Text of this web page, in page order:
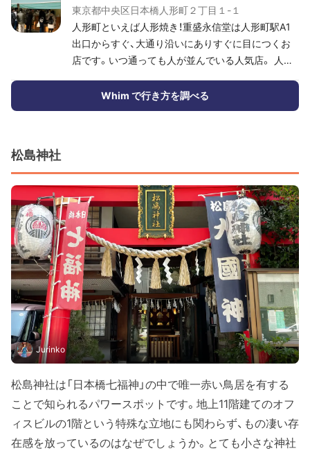
東京都中央区日本橋人形町２丁目１-１
人形町といえば人形焼き！重盛永信堂は人形町駅A1
出口からすぐ、大通り沿いにありすぐに目につくお
店です。いつ通っても人が並んでいる人気店。 人形
あんこがぎっしり詰まっていて1つでも食べごたえ
ありますよ。
Whim で行き方を調べる
松島神社
Jurinko
松島神社は「日本橋七福神」の中で唯一赤い鳥居を有する
ことで知られるパワースポットです。地上11階建てのオフ
ィスビルの1階という特殊な立地にも関わらず、もの凄い存
在感を放っているのはなぜでしょうか。とても小さな神社